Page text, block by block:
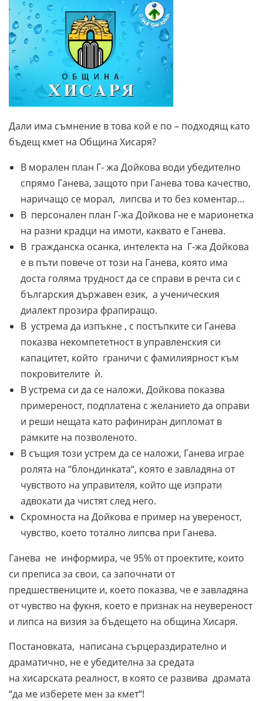
Дали има съмнение в това кой е по – подходящ като
бъдещ кмет на Община Хисаря?
В морален план Г- жа Дойкова води убедително
спрямо Ганева, защото при Ганева това качество,
наричащо се морал, липсва и то без коментар…
В персонален план Г-жа Дойкова не е марионетка
на разни крадци на имоти, каквато е Ганева.
В гражданска осанка, интелекта на Г-жа Дойкова
е в пъти повече от този на Ганева, която има
доста голяма трудност да се справи в речта си с
българския държавен език, а ученическия
диалект прозира фрапиращо.
В устрема да изпъкне , с постъпките си Ганева
показва некомпететност в управленския си
капацитет, който граничи с фамилиярност към
покровителите ѝ.
В устрема си да се наложи, Дойкова показва
примереност, подплатена с желанието да оправи
и реши нещата като рафиниран дипломат в
рамките на позволеното.
В същия този устрем да се наложи, Ганева играе
ролята на “блондинката“, която е завладяна от
чувството на управителя, който ще изпрати
адвокати да чистят след него.
Скромноста на Дойкова е пример на увереност,
чувство, което тотално липсва при Ганева.
Ганева не информира, че 95% от проектите, които
си преписа за свои, са започнати от
предшествениците и, което показва, че е завладяна
от чувство на фукня, което е признак на неувереност
и липса на визия за бъдещето на община Хисаря.
Постановката, написана сърцераздирателно и
драматично, не е убедителна за средата
на хисарската реалност, в която се развива драмата
“да ме изберете мен за кмет“!